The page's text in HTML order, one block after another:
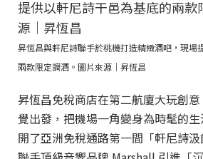
昇恆昌與軒尼詩聯手於桃機打造精緻酒吧，現場
兩款限定調酒。圖片來源｜昇恆昌
昇恆昌免稅商店在第二航廈大玩創
覺出發，把機場一角變身為時髦的
開了亞洲免稅通路第一間「軒尼詩